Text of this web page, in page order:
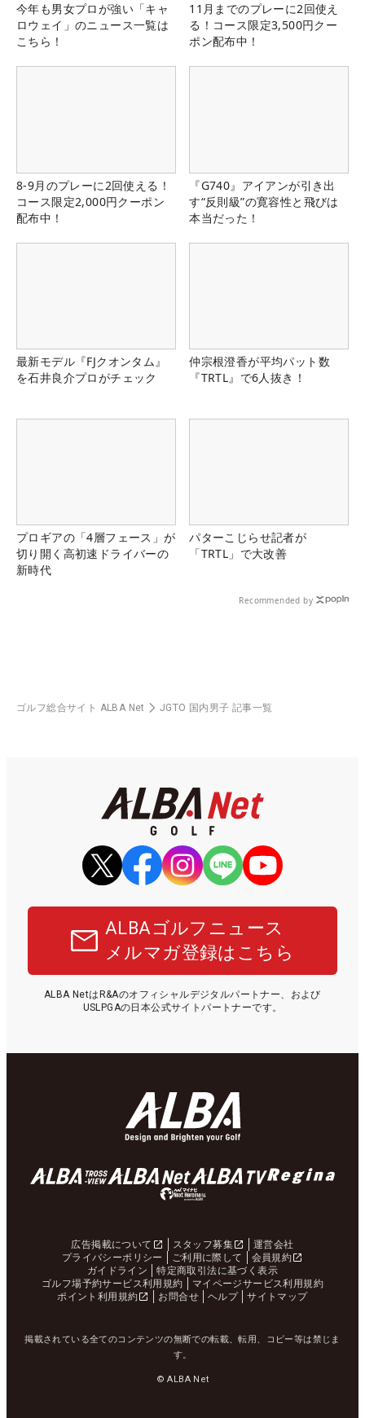
今年も男女プロが強い「キャ
ロウェイ」のニュース一覧は
こちら！
11月までのプレーに2回使え
る！コース限定3,500円クー
ポン配布中！
8-9月のプレーに2回使える！
コース限定2,000円クーポン
配布中！
『G740』アイアンが引き出
す“反則級”の寛容性と飛びは
本当だった！
最新モデル『FJクオンタム』
を石井良介プロがチェック
仲宗根澄香が平均パット数
『TRTL』で6人抜き！
プロギアの「4層フェース」が
切り開く高初速ドライバーの
新時代
パターこじらせ記者が
「TRTL」で大改善
Recommended by
ゴルフ総合サイト ALBA Net JGTO 国内男子 記事一覧
ALBAゴルフニュース
メルマガ登録はこちら
ALBA NetはR&Aのオフィシャルデジタルパートナー、および
USLPGAの日本公式サイトパートナーです。
広告掲載について スタッフ募集
運営会社
プライバシーポリシー
ご利用に際して
会員規約
ガイドライン
特定商取引法に基づく表示
ゴルフ場予約サービス利用規約
マイページサービス利用規約
ポイント利用規約
お問合せ ヘルプ サイトマップ
掲載されている全てのコンテンツの無断での転載、転用、コピー等は禁じま
す。
© ALBA Net